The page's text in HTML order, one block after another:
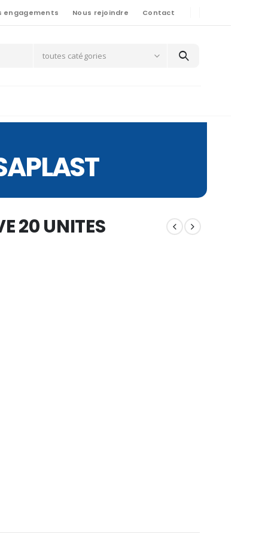
engagements Nous rejoindre Contact
toutes catégories
20 UNITES